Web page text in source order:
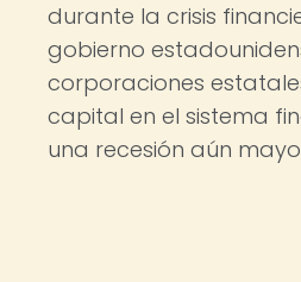
durante la crisis
gobierno
corporaciones
capital en el sistema
una recesión aún